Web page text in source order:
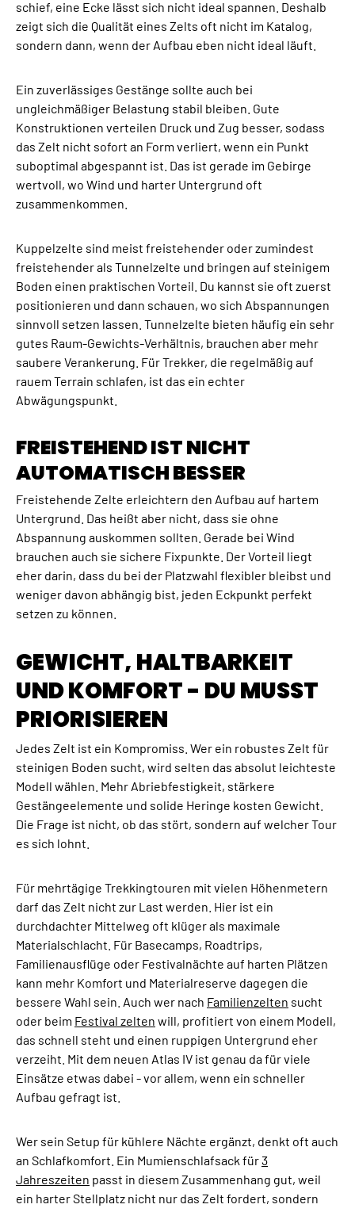
schief, eine Ecke lässt sich nicht ideal spannen. Deshalb
zeigt sich die Qualität eines Zelts oft nicht im Katalog,
sondern dann, wenn der Aufbau eben nicht ideal läuft.
Ein zuverlässiges Gestänge sollte auch bei
ungleichmäßiger Belastung stabil bleiben. Gute
Konstruktionen verteilen Druck und Zug besser, sodass
das Zelt nicht sofort an Form verliert, wenn ein Punkt
suboptimal abgespannt ist. Das ist gerade im Gebirge
wertvoll, wo Wind und harter Untergrund oft
zusammenkommen.
Kuppelzelte sind meist freistehender oder zumindest
freistehender als Tunnelzelte und bringen auf steinigem
Boden einen praktischen Vorteil. Du kannst sie oft zuerst
positionieren und dann schauen, wo sich Abspannungen
sinnvoll setzen lassen. Tunnelzelte bieten häufig ein sehr
gutes Raum-Gewichts-Verhältnis, brauchen aber mehr
saubere Verankerung. Für Trekker, die regelmäßig auf
rauem Terrain schlafen, ist das ein echter
Abwägungspunkt.
FREISTEHEND IST NICHT
AUTOMATISCH BESSER
Freistehende Zelte erleichtern den Aufbau auf hartem
Untergrund. Das heißt aber nicht, dass sie ohne
Abspannung auskommen sollten. Gerade bei Wind
brauchen auch sie sichere Fixpunkte. Der Vorteil liegt
eher darin, dass du bei der Platzwahl flexibler bleibst und
weniger davon abhängig bist, jeden Eckpunkt perfekt
setzen zu können.
GEWICHT, HALTBARKEIT
UND KOMFORT - DU MUSST
PRIORISIEREN
Jedes Zelt ist ein Kompromiss. Wer ein robustes Zelt für
steinigen Boden sucht, wird selten das absolut leichteste
Modell wählen. Mehr Abriebfestigkeit, stärkere
Gestängeelemente und solide Heringe kosten Gewicht.
Die Frage ist nicht, ob das stört, sondern auf welcher Tour
es sich lohnt.
Für mehrtägige Trekkingtouren mit vielen Höhenmetern
darf das Zelt nicht zur Last werden. Hier ist ein
durchdachter Mittelweg oft klüger als maximale
Materialschlacht. Für Basecamps, Roadtrips,
Familienausflüge oder Festivalnächte auf harten Plätzen
kann mehr Komfort und Materialreserve dagegen die
bessere Wahl sein. Auch wer nach Familienzelten sucht
oder beim Festival zelten will, profitiert von einem Modell,
das schnell steht und einen ruppigen Untergrund eher
verzeiht. Mit dem neuen Atlas IV ist genau da für viele
Einsätze etwas dabei - vor allem, wenn ein schneller
Aufbau gefragt ist.
Wer sein Setup für kühlere Nächte ergänzt, denkt oft auch
an Schlafkomfort. Ein Mumienschlafsack für3
Jahreszeiten passt in diesem Zusammenhang gut, weil
ein harter Stellplatz nicht nur das Zelt fordert, sondern